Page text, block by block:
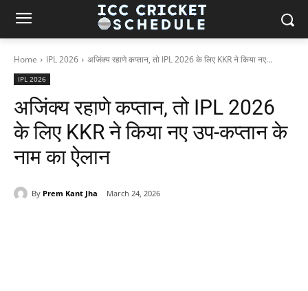
Home IPL 2026 अजिंक्य रहाणे कप्तान, तो IPL 2026 के लिए KKR ने किया नए...
IPL 2026
अजिंक्य रहाणे कप्तान, तो IPL 2026
के लिए KKR ने किया नए उप-कप्तान के
नाम का ऐलान
By Prem Kant Jha March 24, 2026